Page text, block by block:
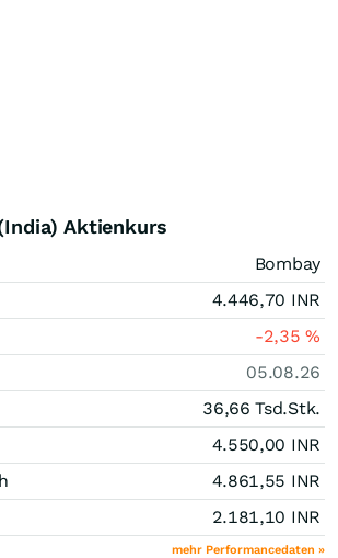
Aktienkurs
Bombay
4.446,70 INR
-2,35%
05.08.26
36,66 Tsd.Stk.
4.550,00 INR
4.861,55 INR
2.181,10 INR
mehr Performancedaten »